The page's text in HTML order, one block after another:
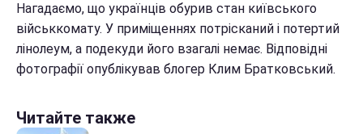
Нагадаємо, що українців обурив стан київського
військкомату. У приміщеннях потрісканий і потертий
лінолеум, а подекуди його взагалі немає. Відповідні
фотографії опублікував блогер Клим Братковський.
Читайте также